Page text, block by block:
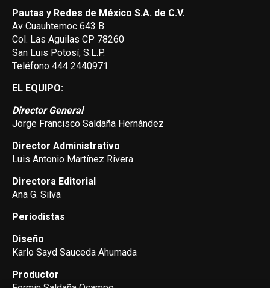
Pautas y Redes de México S.A. de C.V.
Av Cuauhtemoc 643 B
Col. Las Aguilas CP 78260
San Luis Potosí, S.L.P.
Teléfono 444 2440971
EL EQUIPO:
Director General
Jorge Francisco Saldaña Hernández
Director Administrativo
Luis Antonio Martínez Rivera
Directora Editorial
Ana G. Silva
Periodistas
Diseño
Karlo Sayd Sauceda Ahumada
Productor